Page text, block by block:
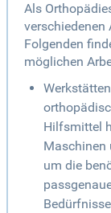
Als
Folgenden
möglichen
Hilfsmittel
Maschinen
um die